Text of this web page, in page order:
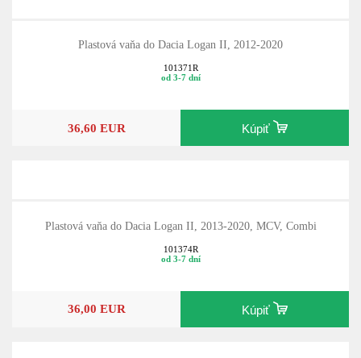
Plastová vaňa do Dacia Logan II, 2012-2020
101371R
od 3-7 dní
36,60 EUR Kúpiť
Plastová vaňa do Dacia Logan II, 2013-2020, MCV, Combi
101374R
od 3-7 dní
36,00 EUR Kúpiť